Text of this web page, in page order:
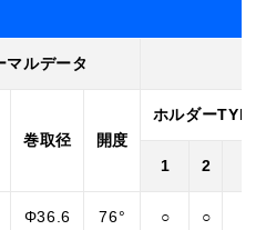
マルデータ
巻取径 開度
ホルダーTYPE
1 2
Φ36.6 76° ○ ○